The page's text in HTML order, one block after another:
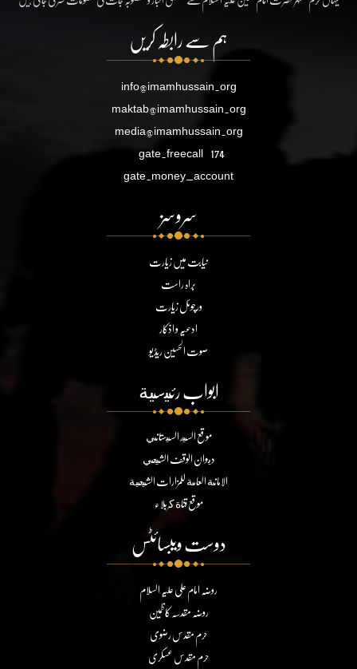
ہم سے رابطہ کریں
info@imamhussain.org
maktab@imamhussain.org
media@imamhussain.org
gate.freecall 174
gate.money_account
سروسز
نیابت میں زیارت
براہ راست
ورچوئل زیارت
ادعیہ و اذکار
صوت الحسین ریڈیو
ابواب رئيسية
موقع السيد السيستاني
ديوان الوقف الشيعي
الامانة العامة للمزارات الشيعية
موقع قناة كربلاء
دوست ویبسائٹس
روضہ امام علی علیہ السلام
روضہ مقدسہ کاظمین
حرم مقدس رضوی
حرم مقدس عسکری